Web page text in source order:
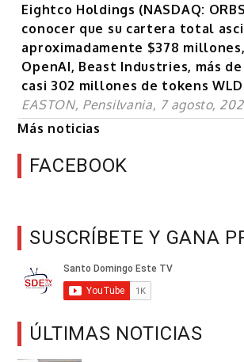
Eightco Holdings (NASDAQ:
conocer que su cartera total
aproximadamente $378
OpenAI, Beast Industries, más de
casi 302 millones de tokens WLD
EASTON, Pensilvania, 7 agosto,
Más noticias
FACEBOOK
SUSCRÍBETE Y GANA
ÚLTIMAS NOTICIAS